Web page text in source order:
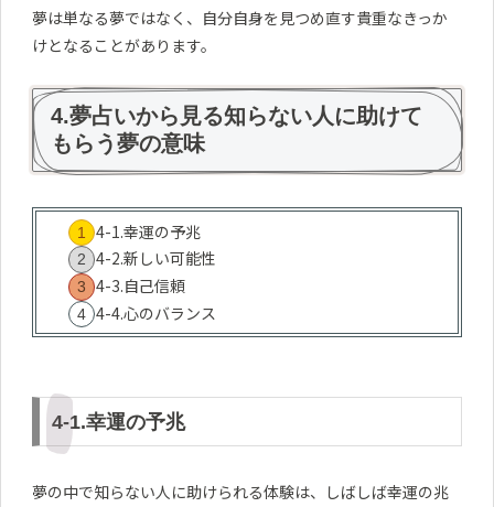
夢は単なる夢ではなく、自分自身を見つめ直す貴重なきっか
けとなることがあります。
4.夢占いから見る知らない人に助けて
もらう夢の意味
4-1.幸運の予兆
4-2.新しい可能性
4-3.自己信頼
4-4.心のバランス
4-1.幸運の予兆
夢の中で知らない人に助けられる体験は、しばしば幸運の兆